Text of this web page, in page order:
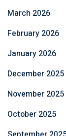
March 2026
February 2026
January 2026
December 2025
November 2025
October 2025